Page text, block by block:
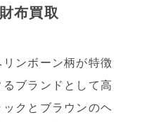
布買取
ンボーン柄が特徴
ブランドとして高
クとブラウンのヘ